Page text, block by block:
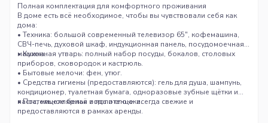
Полная комплектация для комфортного проживания
В доме есть всё необходимое, чтобы вы чувствовали себя как
дома:
• Техника: большой современный телевизор 65", кофемашина,
СВЧ-печь, духовой шкаф, индукционная панель, посудомоечная
машина.
• Кухонная утварь: полный набор посуды, бокалов, столовых
приборов, сковородок и кастрюль.
• Бытовые мелочи: фен, утюг.
• Средства гигиены (предоставляются): гель для душа, шампунь,
кондиционер, туалетная бумага, одноразовые зубные щётки и
паста, мицеллярная вода и спонжи.
• Постельное бельё и полотенца: всегда свежие и
предоставляются в рамках аренды.